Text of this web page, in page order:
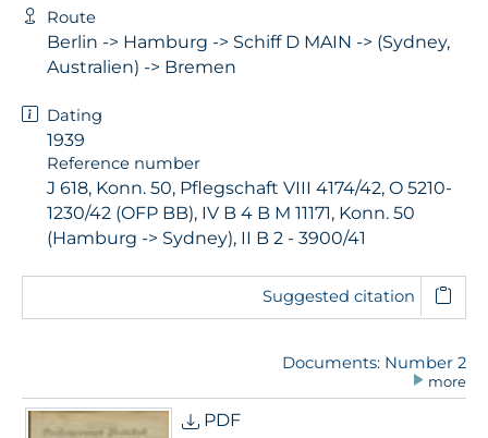
Route
Berlin -> Hamburg -> Schiff D MAIN -> (Sydney,
Australien) -> Bremen
Dating
1939
Reference number
J 618, Konn. 50, Pflegschaft VIII 4174/42, O 5210-
1230/42 (OFP BB), IV B 4 B M 11171, Konn. 50
(Hamburg -> Sydney), II B 2 - 3900/41
Suggested citation
Documents: Number 2
more
PDF